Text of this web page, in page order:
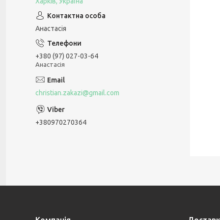
Анастасія
+380 (97) 027-03-64
Анастасія
christian.zakazi@gmail.com
+380970270364